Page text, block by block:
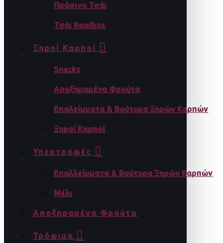
Πράσινο Τσάι
Τσάι Rooibos
Ξηροί Καρποί
Snacks
Αποξηραμένα Φρούτα
Επαλείμματα & Βούτυρα Ξηρών Καρπών
Ξηροί Καρποί
Υπερτροφές
Επαλλείμματα & Βούτυρα Ξηρών Καρπών
Μέλι
Αποξηραμένα Φρούτα
Τρόφιμα